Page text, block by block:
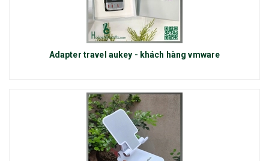
Adapter travel aukey - khách hàng vmware